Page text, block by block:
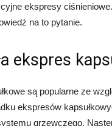
ekspresy
na to pytanie.
ekspres
są popularne ze
ekspresów
grzewczego.